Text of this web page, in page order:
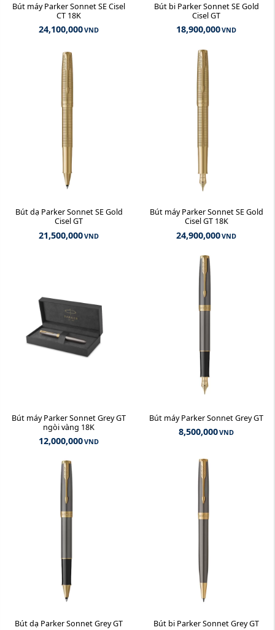
Bút máy Parker Sonnet SE Cisel
CT 18K
24,100,000VND
Bút bi Parker Sonnet SE Gold
Cisel GT
18,900,000VND
Bút dạ Parker Sonnet SE Gold
Cisel GT
21,500,000VND
Bút máy Parker Sonnet SE Gold
Cisel GT 18K
24,900,000VND
Bút máy Parker Sonnet Grey GT
ngòi vàng 18K
12,000,000VND
Bút máy Parker Sonnet Grey GT
8,500,000VND
Bút dạ Parker Sonnet Grey GT Bút bi Parker Sonnet Grey GT